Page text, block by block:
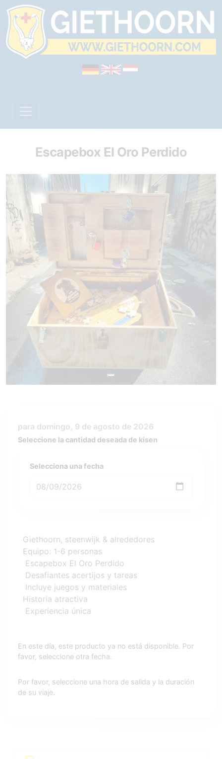
Escapebox El Oro Perdido
para domingo, 9 de agosto de 2026
Seleccione la cantidad deseada de kisen
Selecciona una fecha
Giethoorn, steenwijk & alrededores
Equipo: 1-6 personas
Escapebox El Oro Perdido
Desafiantes acertijos y tareas
Incluye juegos y materiales
Historia atractiva
Experiencia única
En este día, este producto ya no está disponible. Por
favor, seleccione otra fecha.
Por favor, seleccione una hora de salida y la duración
de su viaje.